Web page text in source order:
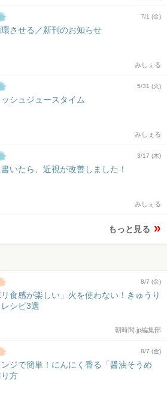
7/1 (金)
させる／新刊のお知らせ
みしぇる
5/31 (火)
シュジュースタイム
みしぇる
3/17 (木)
書いたら、近視が改善しました！
みしぇる
もっと見る
8/7 (金)
リ食感が楽しい」火を使わない！きゅうり
シピ3選
朝時間.jp編集部
8/7 (金)
ジで簡単！にんにく香る「醤油そうめ
方